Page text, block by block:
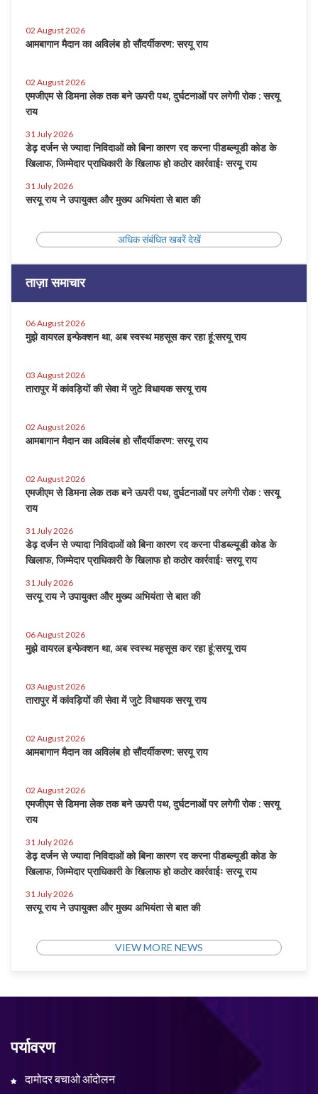
02 August 2026
आमबागान मैदान का अविलंब हो सौंदर्यीकरण: सरयू राय
02 August 2026
एमजीएम से डिमना लेक तक बने ऊपरी पथ, दुर्घटनाओं पर लगेगी रोक : सरयू
राय
31 July 2026
डेढ़ दर्जन से ज्यादा निविदाओं को बिना कारण रद करना पीडब्ल्यूडी कोड के
खिलाफ, जिम्मेदार प्राधिकारी के खिलाफ हो कठोर कार्रवाईः सरयू राय
31 July 2026
सरयू राय ने उपायुक्त और मुख्य अभियंता से बात की
अधिक संबंधित खबरें देखें
ताज़ा समाचार
06 August 2026
मुझे वायरल इन्फेक्शन था, अब स्वस्थ महसूस कर रहा हूं:सरयू राय
03 August 2026
तारापुर में कांवड़ियों की सेवा में जुटे विधायक सरयू राय
02 August 2026
आमबागान मैदान का अविलंब हो सौंदर्यीकरण: सरयू राय
02 August 2026
एमजीएम से डिमना लेक तक बने ऊपरी पथ, दुर्घटनाओं पर लगेगी रोक : सरयू
राय
31 July 2026
डेढ़ दर्जन से ज्यादा निविदाओं को बिना कारण रद करना पीडब्ल्यूडी कोड के
खिलाफ, जिम्मेदार प्राधिकारी के खिलाफ हो कठोर कार्रवाईः सरयू राय
31 July 2026
सरयू राय ने उपायुक्त और मुख्य अभियंता से बात की
06 August 2026
मुझे वायरल इन्फेक्शन था, अब स्वस्थ महसूस कर रहा हूं:सरयू राय
03 August 2026
तारापुर में कांवड़ियों की सेवा में जुटे विधायक सरयू राय
02 August 2026
आमबागान मैदान का अविलंब हो सौंदर्यीकरण: सरयू राय
02 August 2026
एमजीएम से डिमना लेक तक बने ऊपरी पथ, दुर्घटनाओं पर लगेगी रोक : सरयू
राय
31 July 2026
डेढ़ दर्जन से ज्यादा निविदाओं को बिना कारण रद करना पीडब्ल्यूडी कोड के
खिलाफ, जिम्मेदार प्राधिकारी के खिलाफ हो कठोर कार्रवाईः सरयू राय
31 July 2026
सरयू राय ने उपायुक्त और मुख्य अभियंता से बात की
VIEW MORE NEWS
पर्यावरण
दामोदर बचाओ आंदोलन